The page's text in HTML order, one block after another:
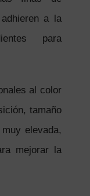
a la
para
al color
tamaño
elevada,
mejorar la